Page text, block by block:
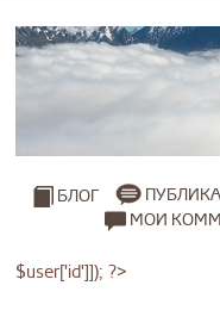
БЛОГ
МОИ
$user['id']]); ?>